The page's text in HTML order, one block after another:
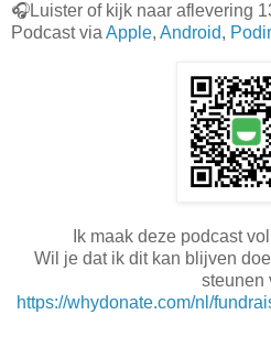
🎧Luister of kijk naar aflevering
Podcast via Apple, Android,
Ik maak deze podcast
Wil je dat ik dit kan blijven
steunen
https://whydonate.com/nl/